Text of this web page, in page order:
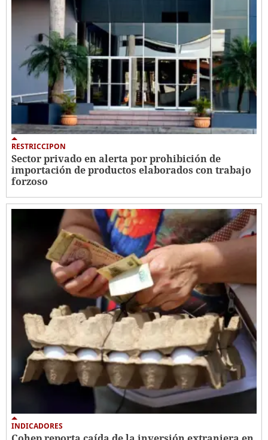
RESTRICCIPON
Sector privado en alerta por prohibición de
importación de productos elaborados con trabajo
forzoso
INDICADORES